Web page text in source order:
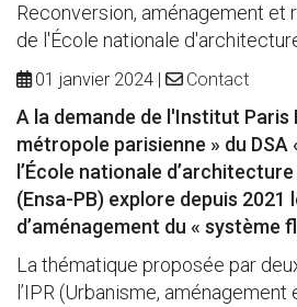
Reconversion, aménagement et
de l'École nationale
01 janvier 2024 Contact
A la demande de l'Institut Paris
métropole parisienne » du DSA
l’École nationale
(Ensa-PB) explore depuis 2021
d’aménagement du « système
La thématique proposée par
l’IPR (Urbanisme,